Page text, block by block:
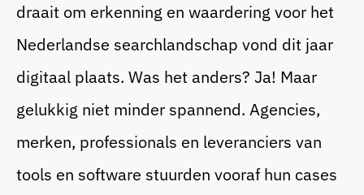
Beurs
Blogs
draait om erkenning en waardering voor het
Nederlandse searchlandschap vond dit jaar
digitaal plaats. Was het anders? Ja! Maar
gelukkig niet minder spannend. Agencies,
merken, professionals en leveranciers van
tools en software stuurden vooraf hun cases